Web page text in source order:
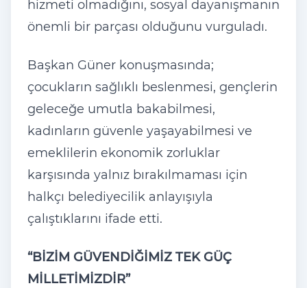
hizmeti olmadığını, sosyal dayanışmanın
önemli bir parçası olduğunu vurguladı.
Başkan Güner konuşmasında;
çocukların sağlıklı beslenmesi, gençlerin
geleceğe umutla bakabilmesi,
kadınların güvenle yaşayabilmesi ve
emeklilerin ekonomik zorluklar
karşısında yalnız bırakılmaması için
halkçı belediyecilik anlayışıyla
çalıştıklarını ifade etti.
“BİZİM GÜVENDİĞİMİZ TEK GÜÇ
MİLLETİMİZDİR”